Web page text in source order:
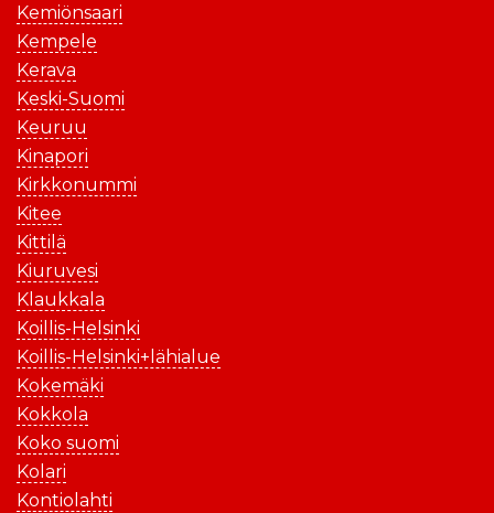
Kemiönsaari
Kempele
Kerava
Keski-Suomi
Keuruu
Kinapori
Kirkkonummi
Kitee
Kittilä
Kiuruvesi
Klaukkala
Koillis-Helsinki
Koillis-Helsinki+lähialue
Kokemäki
Kokkola
Koko suomi
Kolari
Kontiolahti